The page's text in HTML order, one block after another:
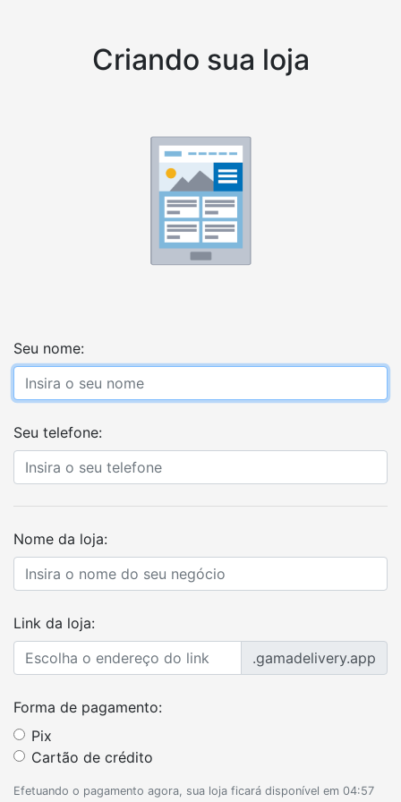
Criando sua loja
Seu nome:
Seu telefone:
Nome da loja:
Link da loja:
.gamadelivery.app
Forma de pagamento:
Pix
Cartão de crédito
Efetuando o pagamento agora, sua loja ficará disponível em 04:57